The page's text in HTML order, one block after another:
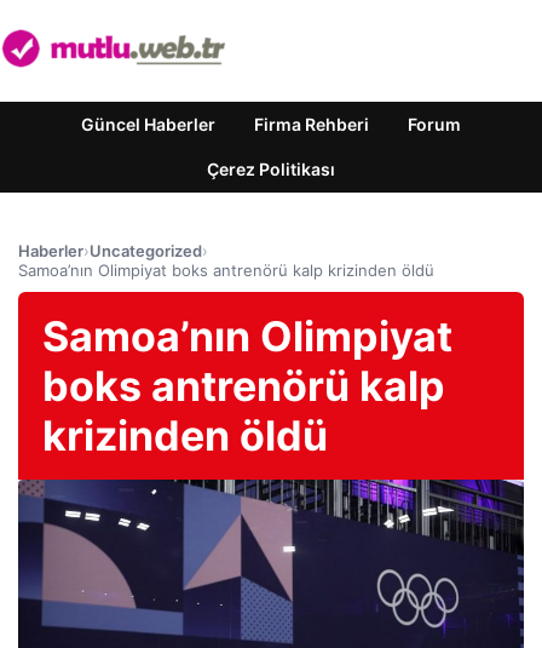
Güncel Haberler Firma Rehberi Forum
Çerez Politikası
Haberler›Uncategorized›
Samoa’nın Olimpiyat boks antrenörü kalp krizinden öldü
Samoa’nın Olimpiyat
boks antrenörü kalp
krizinden öldü